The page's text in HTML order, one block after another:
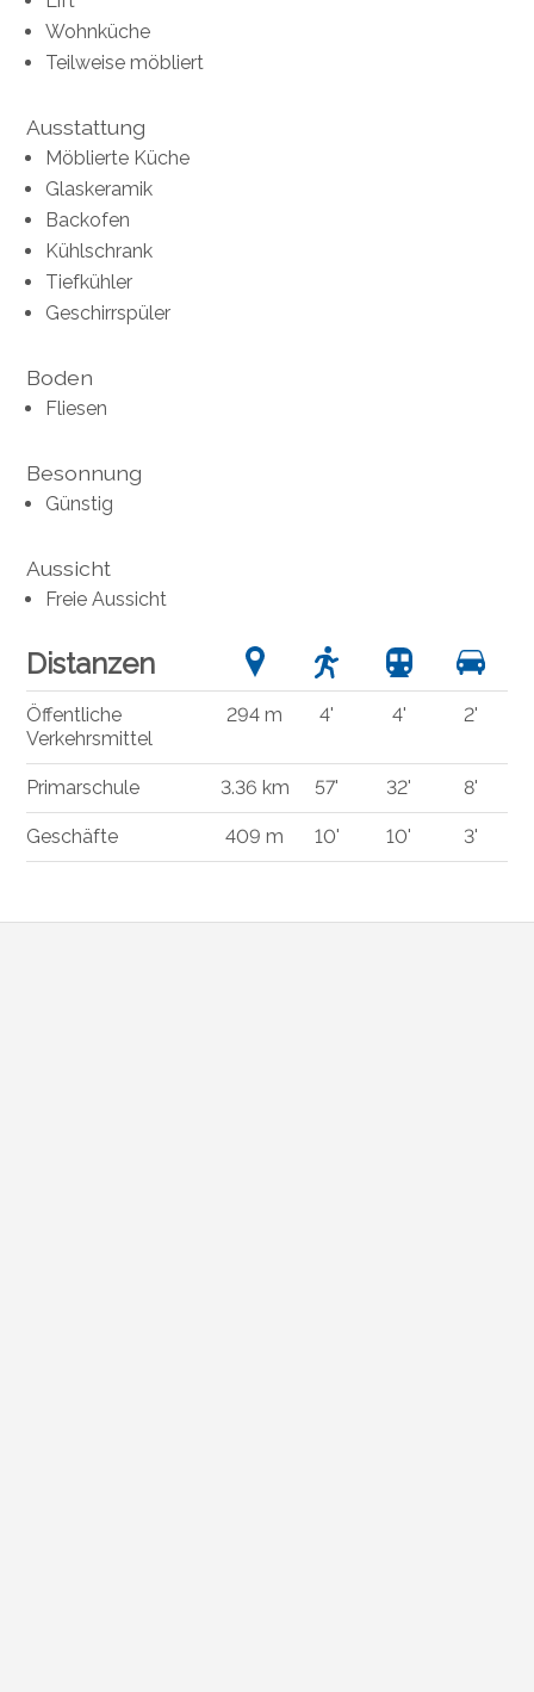
Wohnküche
Teilweise möbliert
Ausstattung
Möblierte Küche
Glaskeramik
Backofen
Kühlschrank
Tiefkühler
Geschirrspüler
Boden
Fliesen
Besonnung
Günstig
Aussicht
Freie Aussicht
Distanzen
Öffentliche
Verkehrsmittel
294 m 4' 4' 2'
Primarschule 3.36 km 57' 32' 8'
Geschäfte 409 m 10' 10' 3'